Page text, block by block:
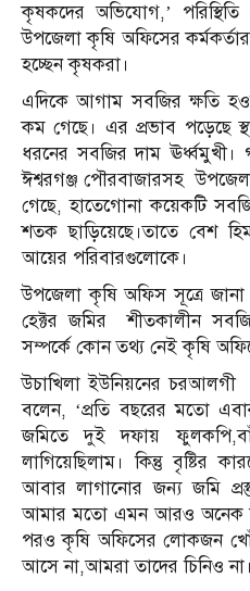
কৃষকদের অভিযোগ,’
উপজেলা কৃষি অফিসের
হচ্ছেন কৃষকরা।
এদিকে আগাম সবজির ক্ষতি
কম গেছে। এর প্রভাব পড়েছে
ধরনের সবজির দাম
ঈশ্বরগঞ্জ পৌরবাজারসহ
গেছে, হাতেগোনা কয়েকটি
শতক ছাড়িয়েছে।তাতে বেশ
আয়ের পরিবারগুলোকে।
উপজেলা কৃষি অফিস সূত্রে
হেক্টর জমির শীতকালীন
সম্পর্কে কোন তথ্য নেই কৃষি
উচাখিলা ইউনিয়নের
বলেন, ‘প্রতি বছরের মতো
জমিতে দুই দফায়
লাগিয়েছিলাম। কিন্তু বৃষ্টির
আবার লাগানোর জন্য জমি
আমার মতো এমন আরও অনেক
পরও কৃষি অফিসের লোকজন
আসে না,আমরা তাদের চিনিও